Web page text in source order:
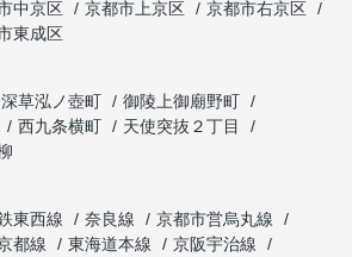
中京区 京都市上京区
京都市右京区
東成区
深草泓ノ壺町
御陵上御廟野町
西九条横町
天使突抜２丁目
東西線 奈良線
京都市営烏丸線
都線 東海道本線
京阪宇治線